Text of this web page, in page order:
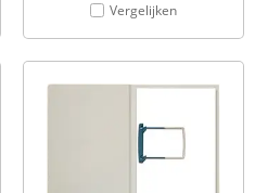
Vergelijken